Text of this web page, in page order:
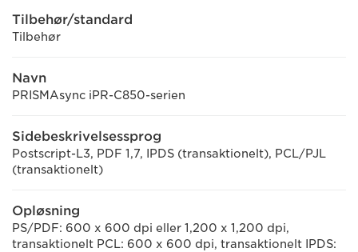
Tilbehør/standard
Tilbehør
Navn
PRISMAsync iPR-C850-serien
Sidebeskrivelsessprog
Postscript-L3, PDF 1,7, IPDS (transaktionelt), PCL/PJL
(transaktionelt)
Opløsning
PS/PDF: 600 x 600 dpi eller 1,200 x 1,200 dpi,
transaktionelt PCL: 600 x 600 dpi, transaktionelt IPDS: